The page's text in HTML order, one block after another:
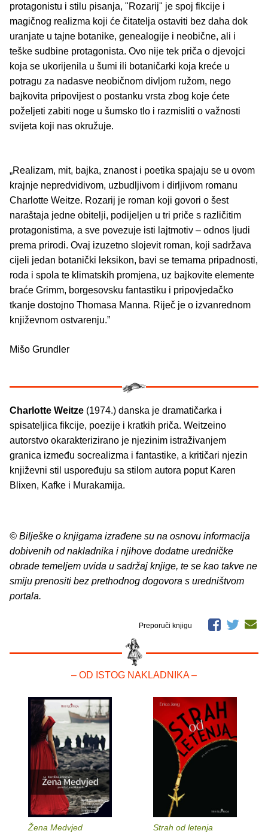
protagonistu i stilu pisanja, "Rozarij" je spoj fikcije i
magičnog realizma koji će čitatelja ostaviti bez daha dok
uranjate u tajne botanike, genealogije i neobične, ali i
teške sudbine protagonista. Ovo nije tek priča o djevojci
koja se ukorijenila u šumi ili botaničarki koja kreće u
potragu za nadasve neobičnom divljom ružom, nego
bajkovita pripovijest o postanku vrsta zbog koje ćete
poželjeti zabiti noge u šumsko tlo i razmisliti o važnosti
svijeta koji nas okružuje.
„Realizam, mit, bajka, znanost i poetika spajaju se u ovom
krajnje nepredvidivom, uzbudljivom i dirljivom romanu
Charlotte Weitze. Rozarij je roman koji govori o šest
naraštaja jedne obitelji, podijeljen u tri priče s različitim
protagonistima, a sve povezuje isti lajtmotiv – odnos ljudi
prema prirodi. Ovaj izuzetno slojevit roman, koji sadržava
cijeli jedan botanički leksikon, bavi se temama pripadnosti,
roda i spola te klimatskih promjena, uz bajkovite elemente
braće Grimm, borgesovsku fantastiku i pripovjedačko
tkanje dostojno Thomasa Manna. Riječ je o izvanrednom
književnom ostvarenju.ˮ
Mišo Grundler
Charlotte Weitze (1974.) danska je dramatičarka i
spisateljica fikcije, poezije i kratkih priča. Weitzeino
autorstvo okarakterizirano je njezinim istraživanjem
granica između socrealizma i fantastike, a kritičari njezin
književni stil uspoređuju sa stilom autora poput Karen
Blixen, Kafke i Murakamija.
© Bilješke o knjigama izrađene su na osnovu informacija
dobivenih od nakladnika i njihove dodatne uredničke
obrade temeljem uvida u sadržaj knjige, te se kao takve ne
smiju prenositi bez prethodnog dogovora s uredništvom
portala.
Preporuči knjigu
– OD ISTOG NAKLADNIKA –
Žena Medvjed Strah od letenja